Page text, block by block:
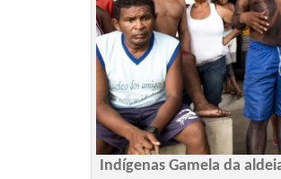
Indígenas Gamela da